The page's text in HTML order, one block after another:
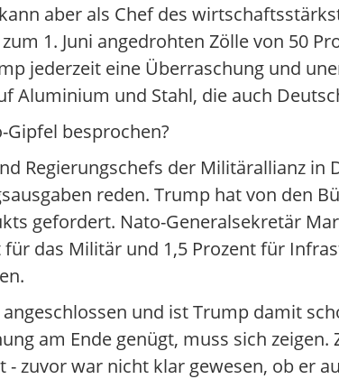
aber als Chef des
1. Juni angedrohten Zölle von 50
jederzeit eine Überraschung und
Aluminium und Stahl, die auch
besprochen?
Regierungschefs der Militärallianz
reden. Trump hat von den
gefordert. Nato-Generalsekretär
das Militär und 1,5 Prozent für
und ist Trump damit
am Ende genügt, muss sich
- zuvor war nicht klar gewesen, ob er